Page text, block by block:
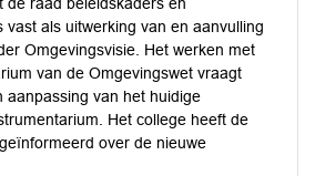
vast als uitwerking van en aanvulling
Omgevingsvisie. Het werken met
van de Omgevingswet vraagt
aanpassing van het huidige
Het college heeft de
over de nieuwe